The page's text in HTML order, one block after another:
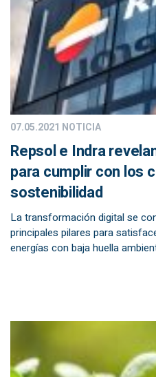
07.05.2021 NOTICIA
Repsol e Indra
para cumplir con los
sostenibilidad
La transformación digital se
principales pilares para
energías con baja huella